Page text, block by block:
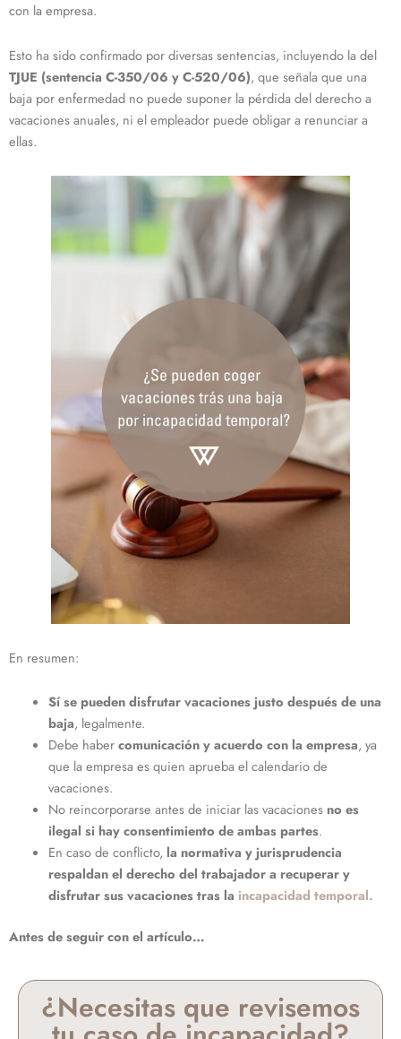
con la empresa.
Esto ha sido confirmado por diversas sentencias, incluyendo la del
TJUE (sentencia C-350/06 y C-520/06), que señala que una
baja por enfermedad no puede suponer la pérdida del derecho a
vacaciones anuales, ni el empleador puede obligar a renunciar a
ellas.
En resumen:
Sí se pueden disfrutar vacaciones justo después de una
baja, legalmente.
Debe habercomunicación y acuerdo con la empresa, ya
que la empresa es quien aprueba el calendario de
vacaciones.
No reincorporarse antes de iniciar las vacaciones no es
ilegal si hay consentimiento de ambas partes.
En caso de conflicto, la normativa y jurisprudencia
respaldan el derecho del trabajador a recuperar y
disfrutar sus vacaciones tras la incapacidad temporal.
Antes de seguir con el artículo…
¿Necesitas que revisemos